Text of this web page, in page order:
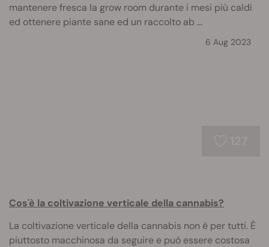
mantenere fresca la grow room durante i mesi più caldi
ed ottenere piante sane ed un raccolto ab ...
6 Aug 2023
Cos'è la coltivazione verticale della cannabis?
La coltivazione verticale della cannabis non è per tutti. È
piuttosto macchinosa da seguire e può essere costosa